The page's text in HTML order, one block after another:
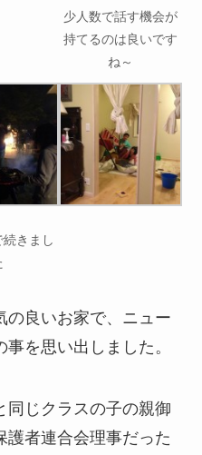
少人数で話す機会が
持てるのは良いです
ね～
きまし
の良いお家で、ニュー
を思い出しました。
同じクラスの子の親御
護者連合会理事だった